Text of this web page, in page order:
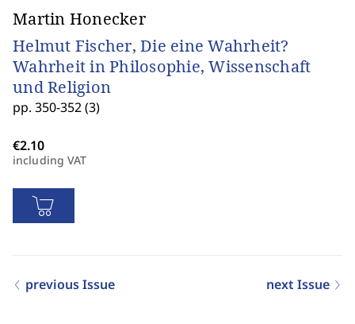
Martin Honecker
Helmut Fischer, Die eine Wahrheit?
Wahrheit in Philosophie, Wissenschaft
und Religion
pp. 350-352 (3)
including VAT
previous Issue next Issue